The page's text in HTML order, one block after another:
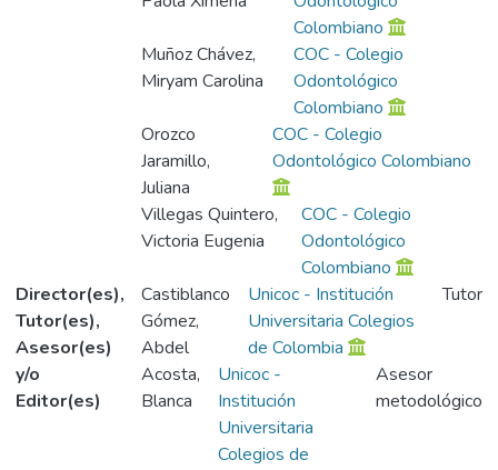
Colombiano
Muñoz Chávez,
Miryam Carolina
COC - Colegio
Odontológico
Colombiano
Orozco
Jaramillo,
Juliana
COC - Colegio
Odontológico Colombiano
Villegas Quintero,
Victoria Eugenia
COC - Colegio
Odontológico
Colombiano
Director(es),
Tutor(es),
Asesor(es)
y/o
Editor(es)
Castiblanco
Gómez,
Abdel
Unicoc - Institución
Universitaria Colegios
de Colombia
Tutor
Acosta,
Blanca
Unicoc -
Institución
Universitaria
Colegios de
Asesor
metodológico